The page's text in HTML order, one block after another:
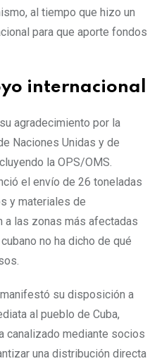
al tiempo que hizo un
para que aporte fondos
internacional
agradecimiento por la
Naciones Unidas y de
la OPS/OMS.
el envío de 26 toneladas
y materiales de
a las zonas más afectadas
no ha dicho de qué
su disposición a
al pueblo de Cuba,
canalizado mediante socios
una distribución directa